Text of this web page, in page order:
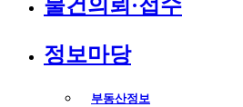
물건의뢰·접수
정보마당
부동산정보